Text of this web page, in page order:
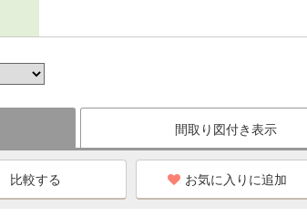
間取り図付き表示
お気に入りに追加